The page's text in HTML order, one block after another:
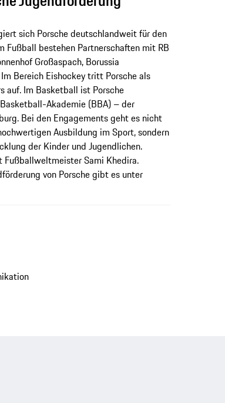
sich Porsche deutschlandweit für den
Fußball bestehen Partnerschaften mit RB
Großaspach, Borussia
Bereich Eishockey tritt Porsche als
auf. Im Basketball ist Porsche
Akademie (BBA) – der
Bei den Engagements geht es nicht
Ausbildung im Sport, sondern
der Kinder und Jugendlichen.
Fußballweltmeister Sami Khedira.
von Porsche gibt es unter